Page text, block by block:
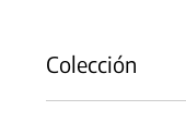
Colección